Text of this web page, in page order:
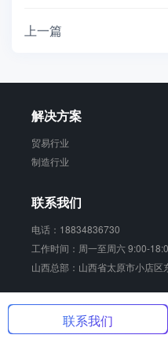
上一篇
解决方案
贸易行业
制造行业
联系我们
电话：18834836730
工作时间：周一至周六 9:00-
山西总部：山西省太原市小店区
销动
联系我们